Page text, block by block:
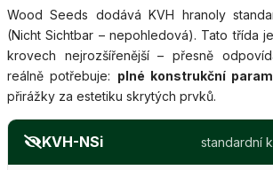
Wood Seeds dodává KVH hranoly
(Nicht Sichtbar – nepohledová). Tato třída
krovech nejrozšířenější – přesně
reálně potřebuje: plné konstrukční
přirážky za estetiku skrytých prvků.
KVH-NSi standardní